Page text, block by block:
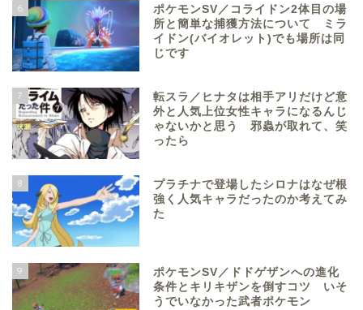
6
ポケモンSV／コライドン2体目の場
所と簡単な捕獲方法について ミラ
イドン(バイオレット)でも場所は同
じです
7
転スラ／ヒナタは相手アリだけど意
外と人気上位女性キャラになるんじ
ゃないかと思う 邪蟲が取れて、笑
ったら
8
プラチナで登場したシロナはなぜ根
強く人気キャラだったのか考えてみ
た
9
ポケモンSV／ドドゲザンへの進化
条件とキリキザンを倒すコツ いそ
うでいなかった武者ポケモン